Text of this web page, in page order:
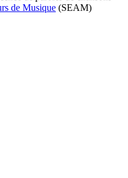
de Musique (SEAM)